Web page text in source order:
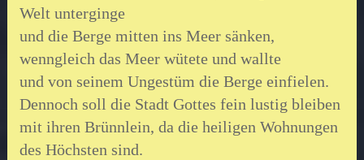
Welt unterginge
und die Berge mitten ins Meer sänken,
wenngleich das Meer wütete und wallte
und von seinem Ungestüm die Berge einfielen.
Dennoch soll die Stadt Gottes fein lustig bleiben
mit ihren Brünnlein, da die heiligen Wohnungen
des Höchsten sind.